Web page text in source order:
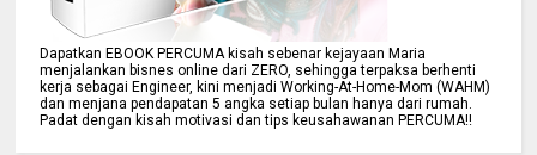
Dapatkan EBOOK PERCUMA kisah sebenar kejayaan Maria
menjalankan bisnes online dari ZERO, sehingga terpaksa berhenti
kerja sebagai Engineer, kini menjadi Working-At-Home-Mom (WAHM)
dan menjana pendapatan 5 angka setiap bulan hanya dari rumah.
Padat dengan kisah motivasi dan tips keusahawanan PERCUMA!!